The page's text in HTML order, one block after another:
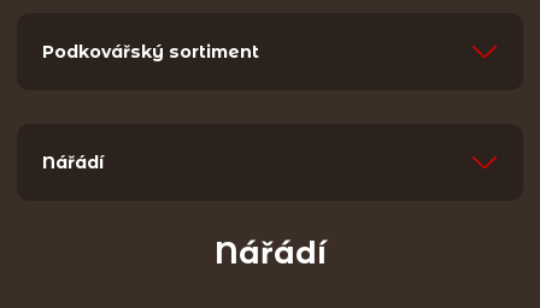
Podkovářský sortiment
Nářádí
Nářádí